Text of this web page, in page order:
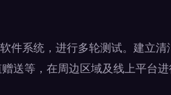
件系统，进行多轮测试。建立
送等，在周边区域及线上平台进